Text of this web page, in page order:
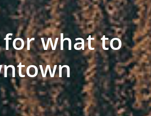
for what to